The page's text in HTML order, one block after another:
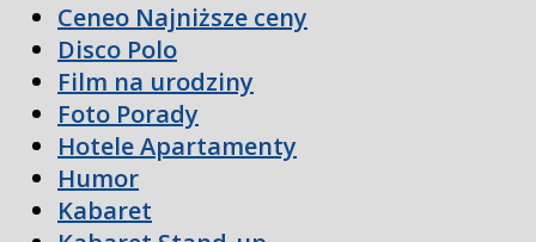
Ceneo Najniższe ceny
Disco Polo
Film na urodziny
Foto Porady
Hotele Apartamenty
Humor
Kabaret